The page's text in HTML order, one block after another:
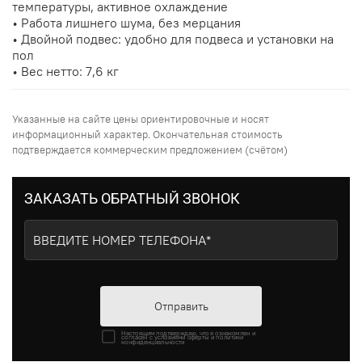
температуры, активное охлаждение
• Работа лишнего шума, без мерцания
• Двойной подвес: удобно для подвеса и установки на
пол
• Вес нетто: 7,6 кг
Указанные на сайте цены ориентировочные и носят
информационный характер. Окончательная стоимость
подтверждается коммерческим предложением (счётом)
ЗАКАЗАТЬ ОБРАТНЫЙ ЗВОНОК
Отправить
Настоящим подтверждаю, что я ознакомлен и
согласен с условиями оферты и политики
конфиденциальности